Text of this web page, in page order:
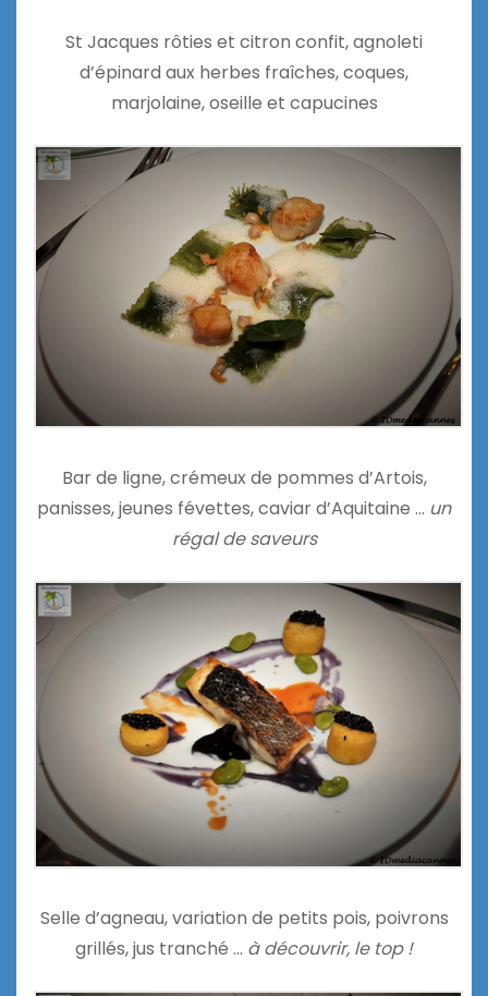
St Jacques rôties et citron confit, agnoleti
d’épinard aux herbes fraîches, coques,
marjolaine, oseille et capucines
Bar de ligne, crémeux de pommes d’Artois,
panisses, jeunes févettes, caviar d’Aquitaine … un
régal de saveurs
Selle d’agneau, variation de petits pois, poivrons
grillés, jus tranché … à découvrir, le top !